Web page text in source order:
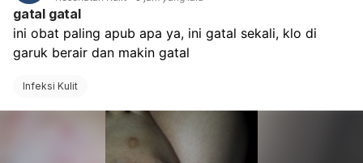
ketuban pecah, atau gerak janin berkurang. Segera ke
rumah sakit.
gatal gatal
ini obat paling apub apa ya, ini gatal sekali, klo di
garuk berair dan makin gatal
Infeksi Kulit